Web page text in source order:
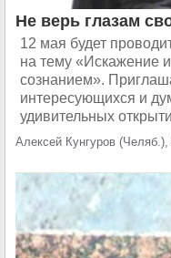
Не верь глазам
12 мая будет
на тему «Искажение
сознанием».
интересующихся и
удивительных
Алексей Кунгуров